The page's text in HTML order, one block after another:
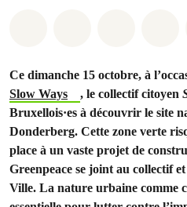
Ce dimanche 15 octobre, à
Slow Ways
, le collectif citoyen
Bruxellois·es à découvrir le site
Donderberg. Cette zone verte
place à un vaste projet de
Greenpeace se joint au collectif
Ville. La nature urbaine comme